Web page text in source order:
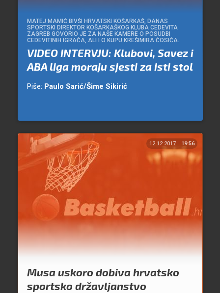
MATEJ MAMIĆ BIVŠI HRVATSKI KOŠARKAŠ, DANAS
SPORTSKI DIREKTOR KOŠARKAŠKOG KLUBA CEDEVITA
ZAGREB GOVORIO JE ZA NAŠE KAMERE O POSUDBI
CEDEVITINIH IGRAČA, ALI I O KUPU KREŠIMIRA ĆOSIĆA.
VIDEO INTERVJU: Klubovi, Savez i
ABA liga moraju sjesti za isti stol
Piše: Paulo Sarić/Šime Sikirić
12.12.2017. 19:56
Musa uskoro dobiva hrvatsko
sportsko državljanstvo